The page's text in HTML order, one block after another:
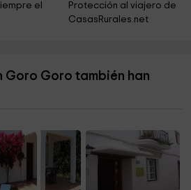
9,6 km
el
Protección al viajero de
CasasRurales.net
Goro Goro también han